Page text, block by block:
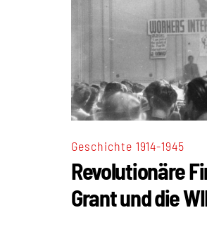
Geschichte 1914-1945
Revolutionäre
Grant und die